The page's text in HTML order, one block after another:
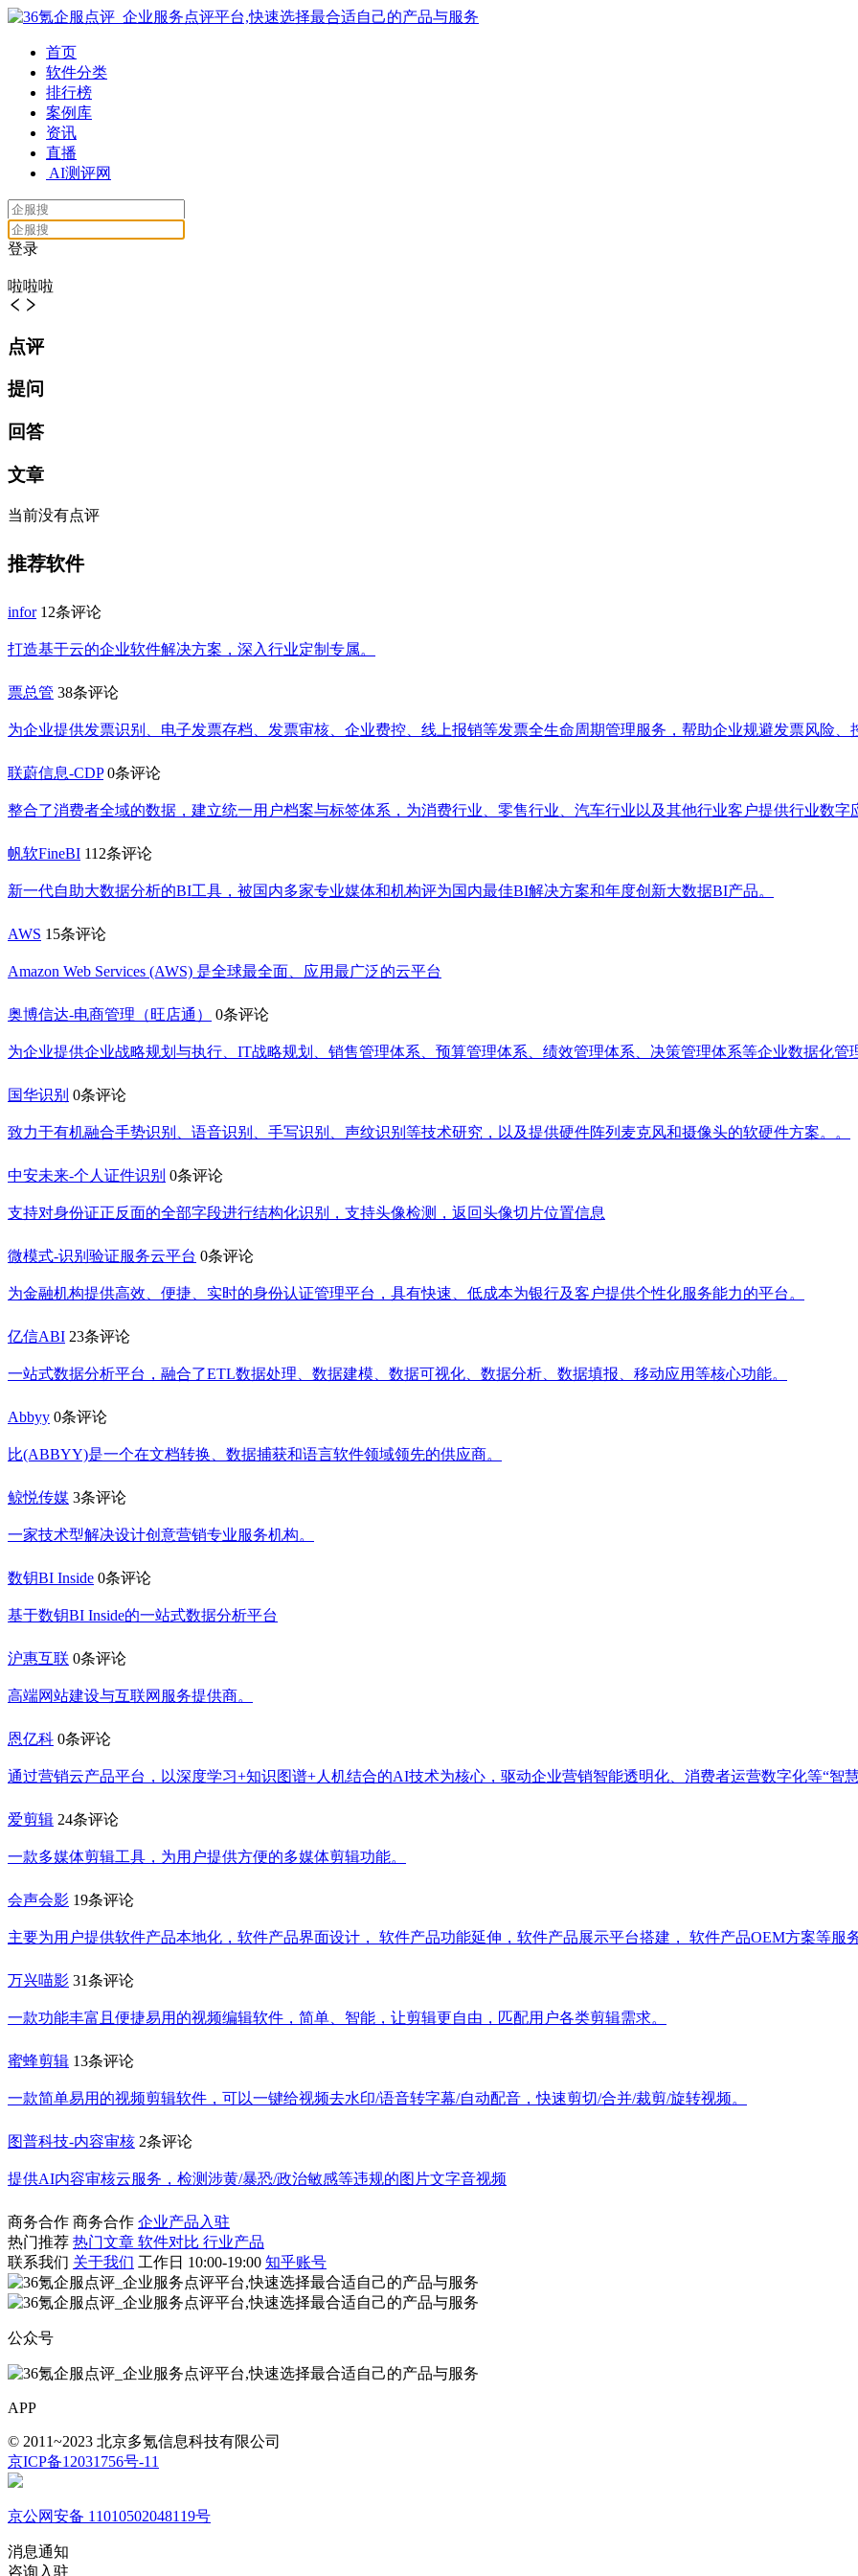
首页
软件分类
排行榜
案例库
资讯
直播
AI测评网
登录
啦啦啦
点评
提问
回答
文章
当前没有点评
推荐软件
infor 12条评论
打造基于云的企业软件解决方案，深入行业定制专属。
票总管 38条评论
为企业提供发票识别、电子发票存档、发票审核、企业费控、线上报销等发票全生命周期管理服务，帮助企业规避发票风险、
联蔚信息-CDP 0条评论
整合了消费者全域的数据，建立统一用户档案与标签体系，为消费行业、零售行业、汽车行业以及其他行业客户提供行业数字
帆软FineBI 112条评论
新一代自助大数据分析的BI工具，被国内多家专业媒体和机构评为国内最佳BI解决方案和年度创新大数据BI产品。
AWS 15条评论
Amazon Web Services (AWS) 是全球最全面、应用最广泛的云平台
奥博信达-电商管理（旺店通） 0条评论
为企业提供企业战略规划与执行、IT战略规划、销售管理体系、预算管理体系、绩效管理体系、决策管理体系等企业数据化管
国华识别 0条评论
致力于有机融合手势识别、语音识别、手写识别、声纹识别等技术研究，以及提供硬件阵列麦克风和摄像头的软硬件方案。。
中安未来-个人证件识别 0条评论
支持对身份证正反面的全部字段进行结构化识别，支持头像检测，返回头像切片位置信息
微模式-识别验证服务云平台 0条评论
为金融机构提供高效、便捷、实时的身份认证管理平台，具有快速、低成本为银行及客户提供个性化服务能力的平台。
亿信ABI 23条评论
一站式数据分析平台，融合了ETL数据处理、数据建模、数据可视化、数据分析、数据填报、移动应用等核心功能。
Abbyy 0条评论
比(ABBYY)是一个在文档转换、数据捕获和语言软件领域领先的供应商。
鲸悦传媒 3条评论
一家技术型解决设计创意营销专业服务机构。
数钥BI Inside 0条评论
基于数钥BI Inside的一站式数据分析平台
沪惠互联 0条评论
高端网站建设与互联网服务提供商。
恩亿科 0条评论
通过营销云产品平台，以深度学习+知识图谱+人机结合的AI技术为核心，驱动企业营销智能透明化、消费者运营数字化等“智慧
爱剪辑 24条评论
一款多媒体剪辑工具，为用户提供方便的多媒体剪辑功能。
会声会影 19条评论
主要为用户提供软件产品本地化，软件产品界面设计， 软件产品功能延伸，软件产品展示平台搭建， 软件产品OEM方案等服务
万兴喵影 31条评论
一款功能丰富且便捷易用的视频编辑软件，简单、智能，让剪辑更自由，匹配用户各类剪辑需求。
蜜蜂剪辑 13条评论
一款简单易用的视频剪辑软件，可以一键给视频去水印/语音转字幕/自动配音，快速剪切/合并/裁剪/旋转视频。
图普科技-内容审核 2条评论
提供AI内容审核云服务，检测涉黄/暴恐/政治敏感等违规的图片文字音视频
商务合作 商务合作 企业产品入驻
热门推荐 热门文章 软件对比 行业产品
联系我们 关于我们 工作日 10:00-19:00 知乎账号
公众号
APP
© 2011~2023 北京多氪信息科技有限公司
京ICP备12031756号-11
京公网安备 11010502048119号
消息通知
咨询入驻